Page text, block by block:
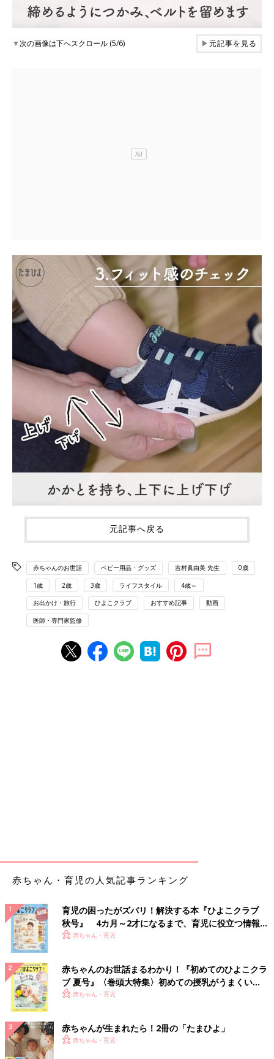
▼次の画像は下へスクロール (5/6) ▶元記事を見る
元記事へ戻る
赤ちゃんのお世話 ベビー用品・グッズ 吉村眞由美 先生 0歳
1歳 2歳 3歳 ライフスタイル 4歳～
お出かけ・旅行 ひよこクラブ おすすめ記事 動画
医師・専門家監修
赤ちゃん・育児の人気記事ランキング
育児の困ったがズバリ！解決する本『ひよこクラブ
秋号』 4カ月～2才になるまで、育児に役立つ情報が
いっぱい！
赤ちゃん・育児
赤ちゃんのお世話まるわかり！『初めてのひよこクラ
ブ 夏号』〈巻頭大特集〉初めての授乳がうまくい
く！ おっぱい・ミルクの基本と夏のトラブル 解決テ
赤ちゃん・育児
赤ちゃんが生まれたら！2冊の「たまひよ」
赤ちゃん・育児